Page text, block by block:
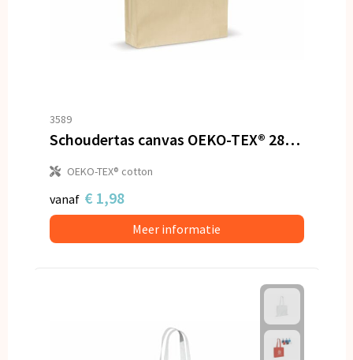
3589
Schoudertas canvas OEKO-TEX® 280g/m² 45x10x33cm
OEKO-TEX® cotton
vanaf € 1,98
Meer informatie